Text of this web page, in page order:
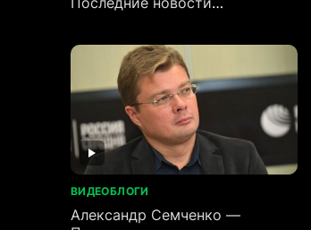
ВИДЕОБЛОГИ
Александр Семченко —